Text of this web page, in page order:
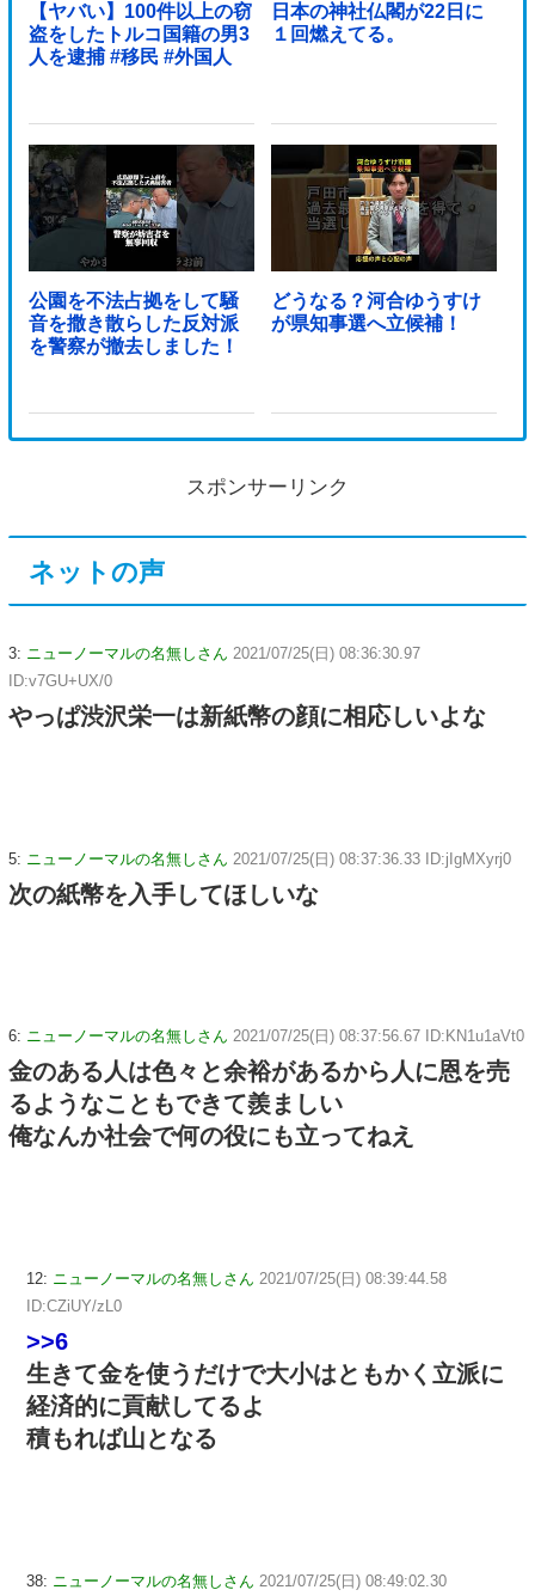
【ヤバい】100件以上の窃
盗をしたトルコ国籍の男3
人を逮捕 #移民 #外国人
日本の神社仏閣が22日に
１回燃えてる。
公園を不法占拠をして騒
音を撒き散らした反対派
を警察が撤去しました！
どうなる？河合ゆうすけ
が県知事選へ立候補！
スポンサーリンク
ネットの声
3: ニューノーマルの名無しさん 2021/07/25(日) 08:36:30.97
ID:v7GU+UX/0
やっぱ渋沢栄一は新紙幣の顔に相応しいよな
5: ニューノーマルの名無しさん 2021/07/25(日) 08:37:36.33 ID:jIgMXyrj0
次の紙幣を入手してほしいな
6: ニューノーマルの名無しさん 2021/07/25(日) 08:37:56.67 ID:KN1u1aVt0
金のある人は色々と余裕があるから人に恩を売
るようなこともできて羨ましい
俺なんか社会で何の役にも立ってねえ
12: ニューノーマルの名無しさん 2021/07/25(日) 08:39:44.58
ID:CZiUY/zL0
>>6
生きて金を使うだけで大小はともかく立派に
経済的に貢献してるよ
積もれば山となる
38: ニューノーマルの名無しさん 2021/07/25(日) 08:49:02.30